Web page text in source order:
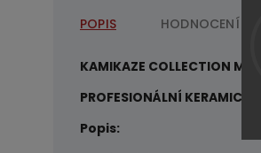
POPIS HODNOCENÍ
KAMIKAZE COLLECTION
PROFESIONÁLNÍ
Popis: